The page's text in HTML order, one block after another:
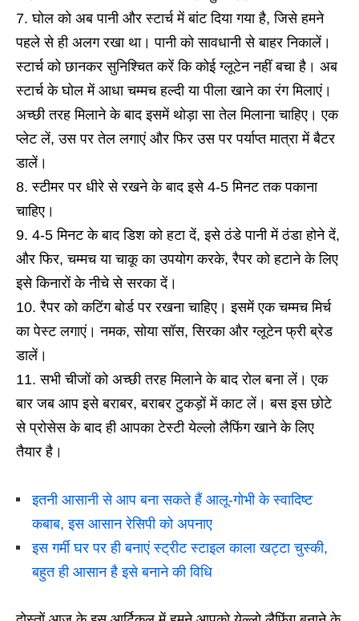
घोल को अब पानी और स्टार्च में बांट दिया गया है, जिसे हमने
पहले से ही अलग रखा था। पानी को सावधानी से बाहर निकालें।
स्टार्च को छानकर सुनिश्चित करें कि कोई ग्लूटेन नहीं बचा है। अब
स्टार्च के घोल में आधा चम्मच हल्दी या पीला खाने का रंग मिलाएं।
अच्छी तरह मिलाने के बाद इसमें थोड़ा सा तेल मिलाना चाहिए। एक
प्लेट लें, उस पर तेल लगाएं और फिर उस पर पर्याप्त मात्रा में बैटर
डालें।
स्टीमर पर धीरे से रखने के बाद इसे 4-5 मिनट तक पकाना
चाहिए।
4-5 मिनट के बाद डिश को हटा दें, इसे ठंडे पानी में ठंडा होने दें,
और फिर, चम्मच या चाकू का उपयोग करके, रैपर को हटाने के लिए
इसे किनारों के नीचे से सरका दें।
रैपर को कटिंग बोर्ड पर रखना चाहिए। इसमें एक चम्मच मिर्च
का पेस्ट लगाएं। नमक, सोया सॉस, सिरका और ग्लूटेन फ्री ब्रेड
डालें।
सभी चीजों को अच्छी तरह मिलाने के बाद रोल बना लें। एक
बार जब आप इसे बराबर, बराबर टुकड़ों में काट लें। बस इस छोटे
से प्रोसेस के बाद ही आपका टेस्टी येल्लो लैफिंग खाने के लिए
तैयार है।
इतनी आसानी से आप बना सकते हैं आलू-गोभी के स्वादिष्ट
कबाब, इस आसान रेसिपी को अपनाए
इस गर्मी घर पर ही बनाएं स्ट्रीट स्टाइल काला खट्टा चुस्की,
बहुत ही आसान है इसे बनाने की विधि